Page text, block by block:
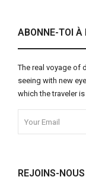
ABONNE-TOI À
The real voyage of
seeing with new
which the traveler
REJOINS-